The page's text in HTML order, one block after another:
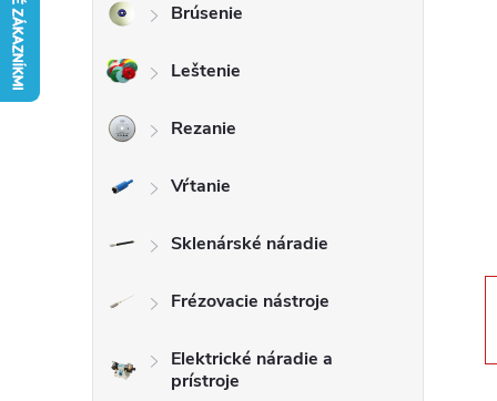
č
n
ý
p
a
n
e
Brúsenie
Leštenie
Rezanie
Vŕtanie
Sklenárské náradie
Frézovacie nástroje
Elektrické náradie a
prístroje